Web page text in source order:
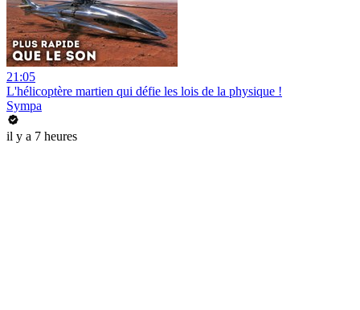
21:05
L'hélicoptère martien qui défie les lois de la physique !
Sympa
il y a 7 heures